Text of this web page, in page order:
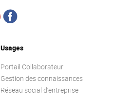
Usages
Portail Collaborateur
Gestion des connaissances
Réseau social d’entreprise